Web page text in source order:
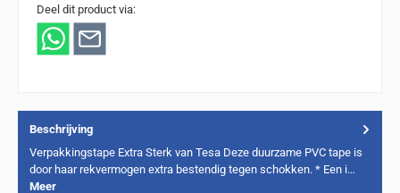
Deel dit product via:
Beschrijving
Verpakkingstape Extra Sterk van Tesa Deze duurzame PVC tape is
door haar rekvermogen extra bestendig tegen schokken. * Een i…
Meer